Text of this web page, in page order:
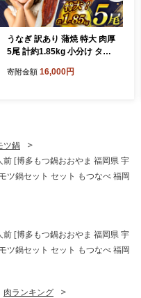
うなぎ 訳あり 蒲焼 特大 肉厚
5尾 計約1.85kg 小分け タレ
美町 um40bak830010] 不揃
寄附金額 16,000円
ツ鍋
前 [博多もつ鍋おおやま 福岡県 宇
ツ鍋セット セット もつなべ 福岡
前 [博多もつ鍋おおやま 福岡県 宇
ツ鍋セット セット もつなべ 福岡
肉ランキング